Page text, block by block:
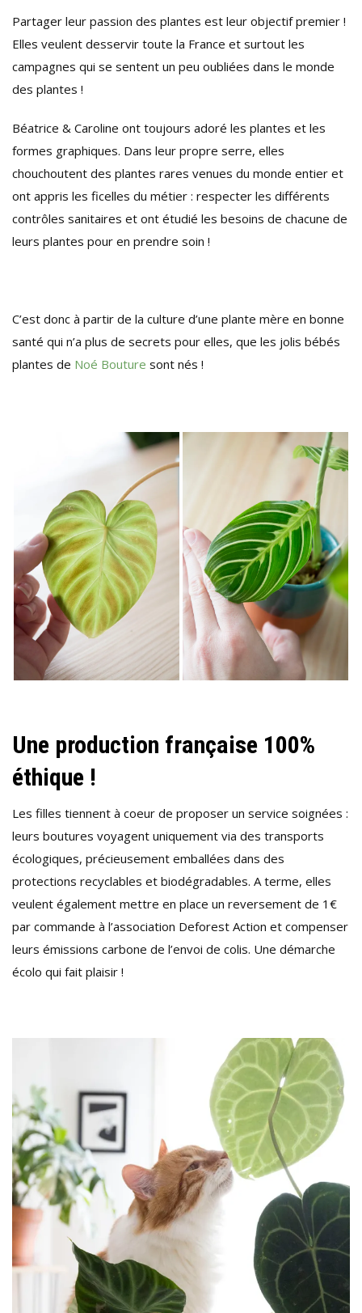
Partager leur passion des plantes est leur objectif premier !
Elles veulent desservir toute la France et surtout les
campagnes qui se sentent un peu oubliées dans le monde
des plantes !
Béatrice & Caroline ont toujours adoré les plantes et les
formes graphiques. Dans leur propre serre, elles
chouchoutent des plantes rares venues du monde entier et
ont appris les ficelles du métier : respecter les différents
contrôles sanitaires et ont étudié les besoins de chacune de
leurs plantes pour en prendre soin !
C’est donc à partir de la culture d’une plante mère en bonne
santé qui n’a plus de secrets pour elles, que les jolis bébés
plantes de Noé Bouture sont nés !
Une production française 100%
éthique !
Les filles tiennent à coeur de proposer un service soignées :
leurs boutures voyagent uniquement via des transports
écologiques, précieusement emballées dans des
protections recyclables et biodégradables. A terme, elles
veulent également mettre en place un reversement de 1€
par commande à l’association Deforest Action et compenser
leurs émissions carbone de l’envoi de colis. Une démarche
écolo qui fait plaisir !